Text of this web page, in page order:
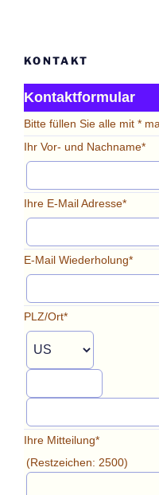
KONTAKT
Kontaktformular
Bitte füllen Sie alle mit *
Ihr Vor- und Nachname*
Ihre E-Mail Adresse*
E-Mail Wiederholung*
PLZ/Ort*
Ihre Mitteilung*
(Restzeichen: 2500)